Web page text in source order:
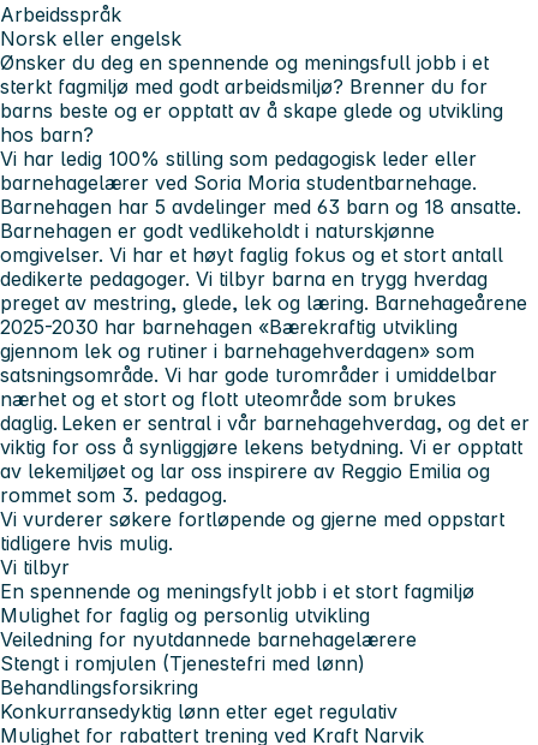
Arbeidsspråk
Norsk eller engelsk
Ønsker du deg en spennende og meningsfull jobb i et
sterkt fagmiljø med godt arbeidsmiljø? Brenner du for
barns beste og er opptatt av å skape glede og utvikling
hos barn?
Vi har ledig 100% stilling som pedagogisk leder eller
barnehagelærer ved Soria Moria studentbarnehage.
Barnehagen har 5 avdelinger med 63 barn og 18 ansatte.
Barnehagen er godt vedlikeholdt i naturskjønne
omgivelser. Vi har et høyt faglig fokus og et stort antall
dedikerte pedagoger. Vi tilbyr barna en trygg hverdag
preget av mestring, glede, lek og læring. Barnehageårene
2025-2030 har barnehagen «Bærekraftig utvikling
gjennom lek og rutiner i barnehagehverdagen» som
satsningsområde. Vi har gode turområder i umiddelbar
nærhet og et stort og flott uteområde som brukes
daglig. Leken er sentral i vår barnehagehverdag, og det er
viktig for oss å synliggjøre lekens betydning. Vi er opptatt
av lekemiljøet og lar oss inspirere av Reggio Emilia og
rommet som 3. pedagog.
Vi vurderer søkere fortløpende og gjerne med oppstart
tidligere hvis mulig.
Vi tilbyr
En spennende og meningsfylt jobb i et stort fagmiljø
Mulighet for faglig og personlig utvikling
Veiledning for nyutdannede barnehagelærere
Stengt i romjulen (Tjenestefri med lønn)
Behandlingsforsikring
Konkurransedyktig lønn etter eget regulativ
Mulighet for rabattert trening ved Kraft Narvik